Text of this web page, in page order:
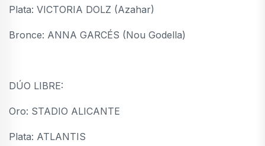
Plata: VICTORIA DOLZ (Azahar)
Bronce: ANNA GARCÉS (Nou Godella)
DÚO LIBRE:
Oro: STADIO ALICANTE
Plata: ATLANTIS